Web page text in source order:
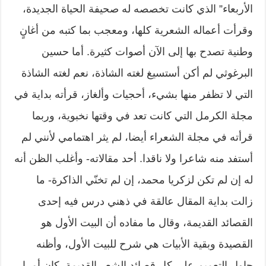
الأربعاء” الذي كانت تخصصه له صحيفة الحياة الجديدة،
وقرأت أعماله الشعرية كلها، ومعجب بما كتبه من أغانٍ
وطنية تصدح بها إلى الآن أصوات كثيرة. أما حسين
البرغوثي لم أكن أستسيغ لغته الشاذة، نعم لغته الشاذة
التي لا تظفر منها بشيء، أحجيات وألغاز، قرأته بداية في
مجلة الكرمل التي كانت تعد في وقتها نخبوية، وربما
قرأته في مجلة الشعراء أيضا، لم يثر اهتمامي لأنني لم
أستفد منه شاعرا ولا ناقدا. أحد مقالاته- وأغلب الظن أنه
له إن لم تكن لزكريا محمد، إن لم تخنّي الذاكرة- ما
زالت بداية المقال عالقة في ذهني درس فيه إحدى
القصائد القديمة، وقال ما مفاده أن البيت الأول هو
القصيدة وبقية الأبيات هي شرح للبيت الأول، وأظنه